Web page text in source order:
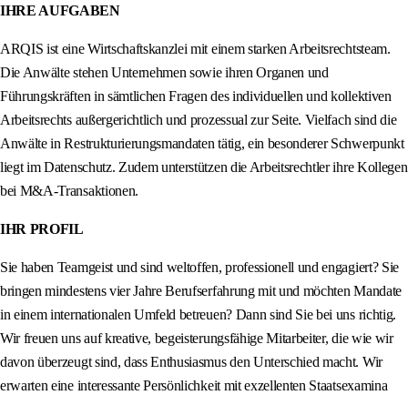
IHRE AUFGABEN
ARQIS ist eine Wirtschaftskanzlei mit einem starken Arbeitsrechtsteam.
Die Anwälte stehen Unternehmen sowie ihren Organen und
Führungskräften in sämtlichen Fragen des individuellen und kollektiven
Arbeitsrechts außergerichtlich und prozessual zur Seite. Vielfach sind die
Anwälte in Restrukturierungsmandaten tätig, ein besonderer Schwerpunkt
liegt im Datenschutz. Zudem unterstützen die Arbeitsrechtler ihre Kollegen
bei M&A-Transaktionen.
IHR PROFIL
Sie haben Teamgeist und sind weltoffen, professionell und engagiert? Sie
bringen mindestens vier Jahre Berufserfahrung mit und möchten Mandate
in einem internationalen Umfeld betreuen? Dann sind Sie bei uns richtig.
Wir freuen uns auf kreative, begeisterungsfähige Mitarbeiter, die wie wir
davon überzeugt sind, dass Enthusiasmus den Unterschied macht. Wir
erwarten eine interessante Persönlichkeit mit exzellenten Staatsexamina